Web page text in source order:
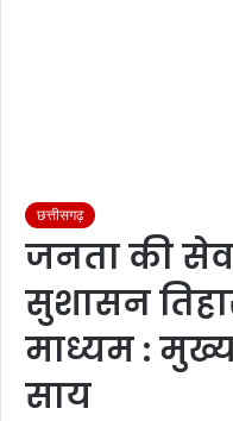
छत्तीसगढ़
जनता की
सुशासन
माध्यम :
साय